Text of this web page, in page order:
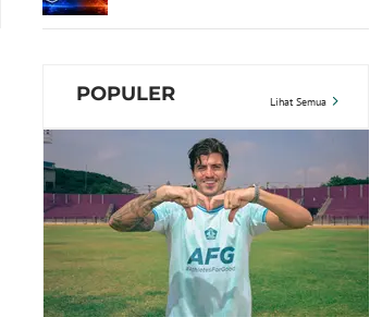
POPULER Lihat Semua